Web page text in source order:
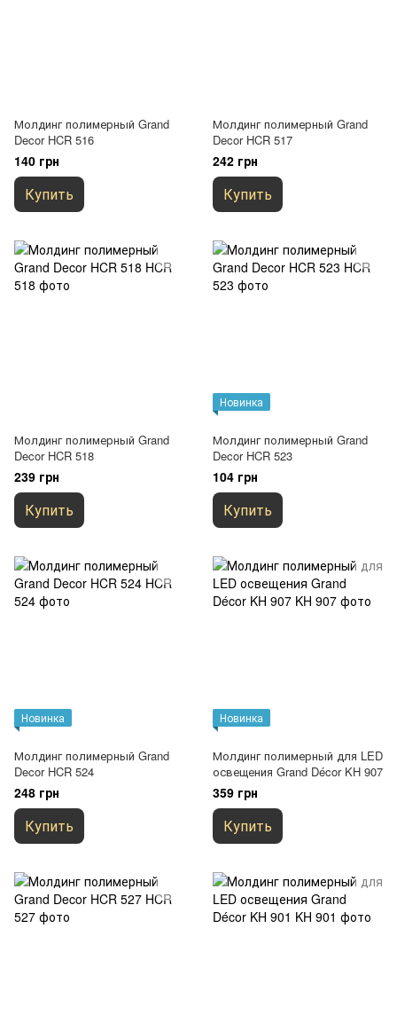
Молдинг полимерный Grand
Decor HCR 516
140 грн
Купить
Молдинг полимерный Grand
Decor HCR 517
242 грн
Купить
Молдинг полимерный Grand
Decor HCR 518
239 грн
Купить
Новинка
Молдинг полимерный Grand
Decor HCR 523
104 грн
Купить
Новинка
Молдинг полимерный Grand
Decor HCR 524
248 грн
Купить
Новинка
Молдинг полимерный для LED
освещения Grand Décor KH 907
359 грн
Купить